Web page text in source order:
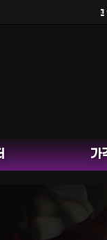
가 늘고 있
가